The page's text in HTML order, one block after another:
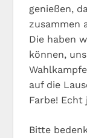
genießen,
zusammen
Die haben
können,
auf die
Farbe! Echt
Bitte